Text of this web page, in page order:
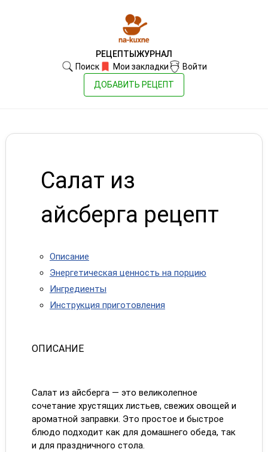
РЕЦЕПТЫ ЖУРНАЛ
Поиск
Мои закладки
Войти
ДОБАВИТЬ РЕЦЕПТ
Салат из
айсберга рецепт
Описание
Энергетическая ценность на порцию
Ингредиенты
Инструкция приготовления
ОПИСАНИЕ
Салат из айсберга — это великолепное
сочетание хрустящих листьев, свежих овощей и
ароматной заправки. Это простое и быстрое
блюдо подходит как для домашнего обеда, так
и для праздничного стола.